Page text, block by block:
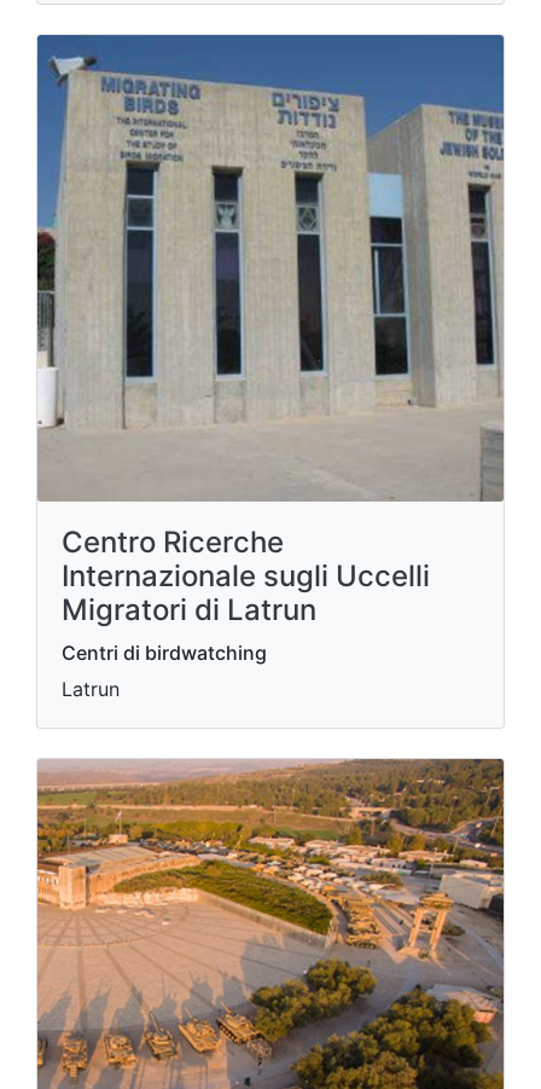
Centro Ricerche
Internazionale sugli Uccelli
Migratori di Latrun
Centri di birdwatching
Latrun